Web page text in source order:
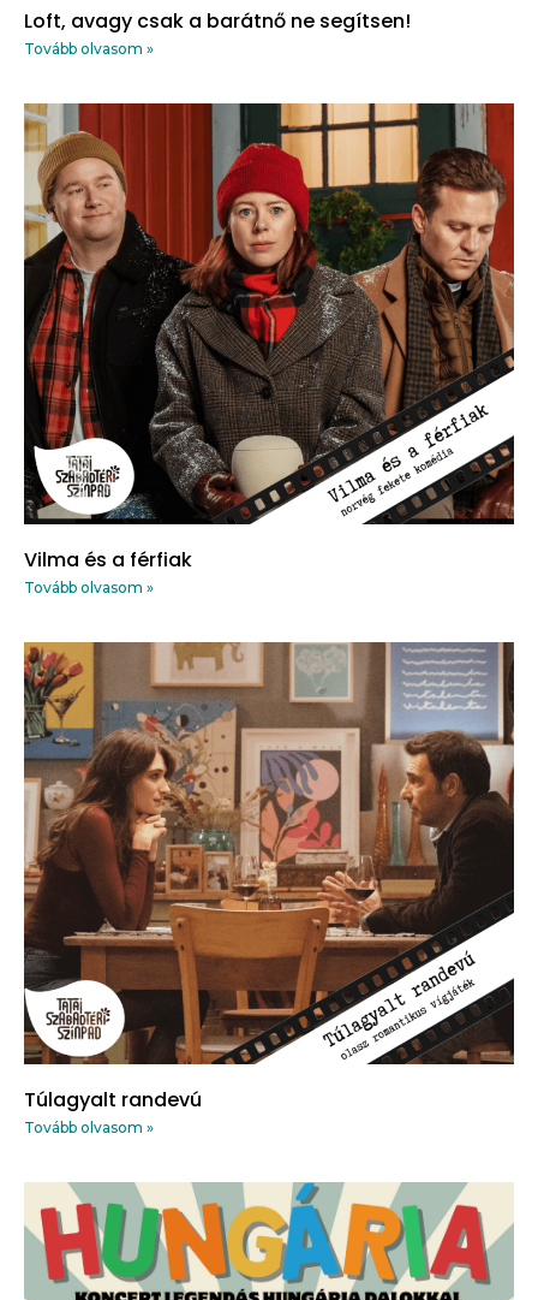
Loft, avagy csak a barátnő ne segítsen!
Tovább olvasom »
Vilma és a férfiak
Tovább olvasom »
Túlagyalt randevú
Tovább olvasom »